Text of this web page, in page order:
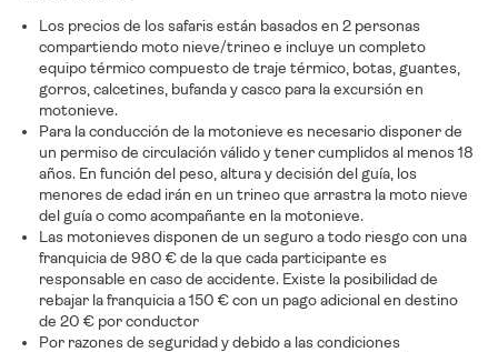
Los precios de los safaris están basados en 2 personas
compartiendo moto nieve/trineo e incluye un completo
equipo térmico compuesto de traje térmico, botas, guantes,
gorros, calcetines, bufanda y casco para la excursión en
motonieve.
Para la conducción de la motonieve es necesario disponer de
un permiso de circulación válido y tener cumplidos al menos 18
años. En función del peso, altura y decisión del guía, los
menores de edad irán en un trineo que arrastra la moto nieve
del guía o como acompañante en la motonieve.
Las motonieves disponen de un seguro a todo riesgo con una
franquicia de 980 € de la que cada participante es
responsable en caso de accidente. Existe la posibilidad de
rebajar la franquicia a 150 € con un pago adicional en destino
de 20 € por conductor
Por razones de seguridad y debido a las condiciones